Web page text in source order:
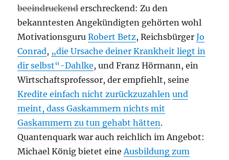
beeindruckenderschreckend: Zu den
bekanntesten Angekündigten gehörten wohl
MotivationsguruRobert Betz, ReichsbürgerJo
Conrad, „die Ursache deiner Krankheit liegt in
dir selbst“-Dahlke, und Franz Hörmann, ein
Wirtschaftsprofessor, der empfiehlt, seine
Kredite einfach nicht zurückzuzahlen und
meint, dass Gaskammern nichts mit
Gaskammern zu tun gehabt hätten.
Quantenquark war auch reichlich im Angebot:
Michael König bietet eineAusbildung zum